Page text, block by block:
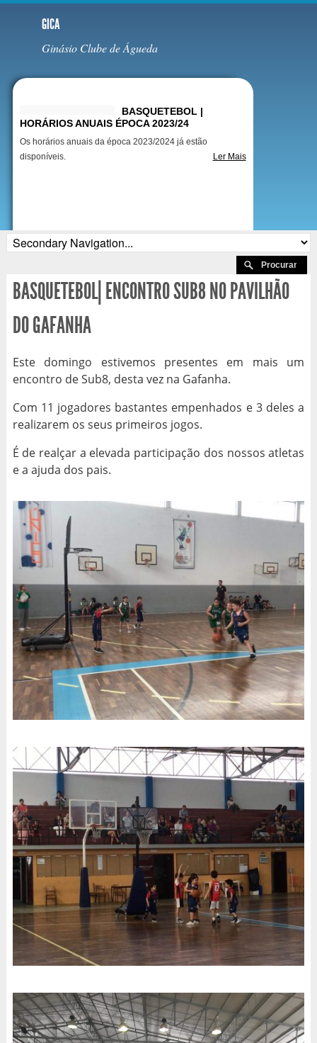
GICA
Ginásio Clube de Águeda
BASQUETEBOL |
HORÁRIOS ANUAIS ÉPOCA 2023/24
Os horários anuais da época 2023/2024 já estão
disponíveis.
Ler Mais
BASQUETEBOL| ENCONTRO SUB8 NO PAVILHÃO
DO GAFANHA
Este domingo estivemos presentes em mais um
encontro de Sub8, desta vez na Gafanha.
Com 11 jogadores bastantes empenhados e 3 deles a
realizarem os seus primeiros jogos.
É de realçar a elevada participação dos nossos atletas
e a ajuda dos pais.